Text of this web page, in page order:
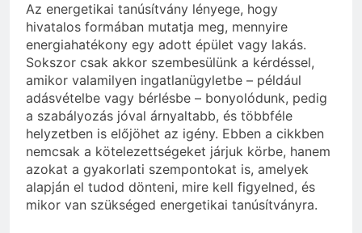
Az energetikai tanúsítvány lényege, hogy
hivatalos formában mutatja meg, mennyire
energiahatékony egy adott épület vagy lakás.
Sokszor csak akkor szembesülünk a kérdéssel,
amikor valamilyen ingatlanügyletbe – például
adásvételbe vagy bérlésbe – bonyolódunk, pedig
a szabályozás jóval árnyaltabb, és többféle
helyzetben is előjöhet az igény. Ebben a cikkben
nemcsak a kötelezettségeket járjuk körbe, hanem
azokat a gyakorlati szempontokat is, amelyek
alapján el tudod dönteni, mire kell figyelned, és
mikor van szükséged energetikai tanúsítványra.